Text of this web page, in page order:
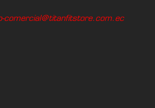
comercial@titanfitstore.com.ec